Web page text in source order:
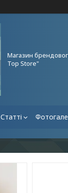
Магазин
Top Store"
Статті